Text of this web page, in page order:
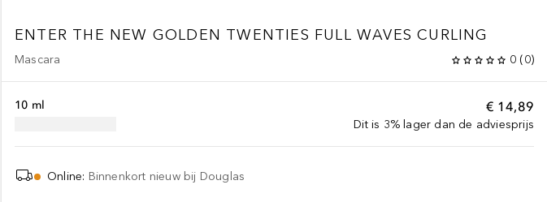
ENTER THE NEW GOLDEN TWENTIES FULL WAVES CURLING
Mascara 0 (0)
€ 14,89
Dit is 3% lager dan de adviesprijs
10 ml
Online: Binnenkort nieuw bij Douglas